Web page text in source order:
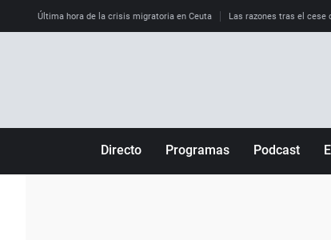
Última hora de la crisis migratoria en Ceuta Las razones tras el cese
Directo Programas Podcast